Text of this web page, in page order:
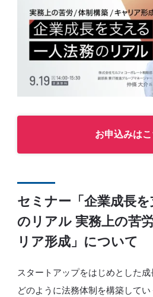
お申込みはこ
セミナー「企業成長
のリアル 実務上の苦
リア形成」について
スタートアップをはじめとした成
どのように法務体制を構築して